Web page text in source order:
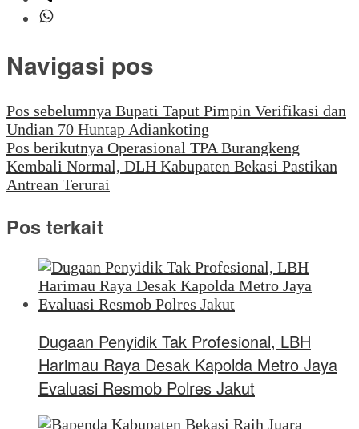
Navigasi pos
Pos sebelumnya Bupati Taput Pimpin Verifikasi dan
Undian 70 Huntap Adiankoting
Pos berikutnya Operasional TPA Burangkeng
Kembali Normal, DLH Kabupaten Bekasi Pastikan
Antrean Terurai
Pos terkait
Dugaan Penyidik Tak Profesional, LBH
Harimau Raya Desak Kapolda Metro Jaya
Evaluasi Resmob Polres Jakut